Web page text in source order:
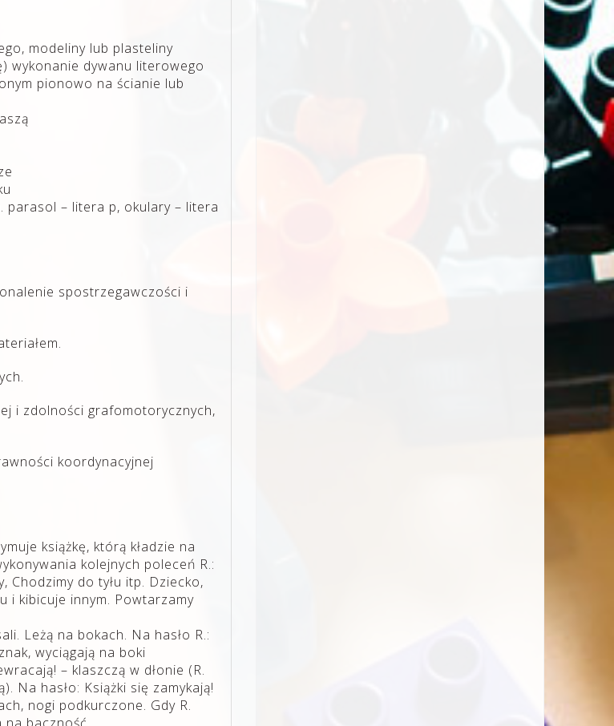
modeliny lub plasteliny
wykonanie dywanu literowego
pionowo na ścianie lub
parasol – litera p, okulary – litera
spostrzegawczości i
i zdolności grafomotorycznych,
koordynacyjnej
książkę, którą kładzie na
kolejnych poleceń R.:
Chodzimy do tyłu itp. Dziecko,
i kibicuje innym. Powtarzamy
Leżą na bokach. Na hasło R.:
wyciągają na boki
– klaszczą w dłonie (R.
Na hasło: Książki się zamykają!
nogi podkurczone. Gdy R.